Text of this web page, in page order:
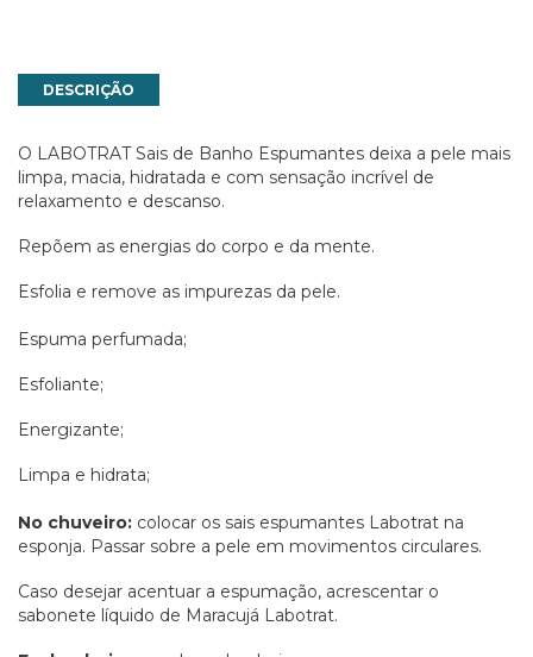
DESCRIÇÃO
O LABOTRAT Sais de Banho Espumantes deixa a pele mais
limpa, macia, hidratada e com sensação incrível de
relaxamento e descanso.
Repõem as energias do corpo e da mente.
Esfolia e remove as impurezas da pele.
Espuma perfumada;
Esfoliante;
Energizante;
Limpa e hidrata;
No chuveiro: colocar os sais espumantes Labotrat na
esponja. Passar sobre a pele em movimentos circulares.
Caso desejar acentuar a espumação, acrescentar o
sabonete líquido de Maracujá Labotrat.